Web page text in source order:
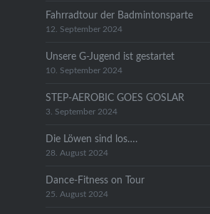
Fahrradtour der Badmintonsparte
12. September 2024
Unsere G-Jugend ist gestartet
10. September 2024
STEP-AEROBIC GOES GOSLAR
3. September 2024
Die Löwen sind los….
28. August 2024
Dance-Fitness on Tour
25. August 2024